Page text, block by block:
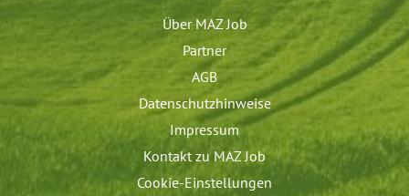
Über MAZ Job
Partner
AGB
Datenschutzhinweise
Impressum
Kontakt zu MAZ Job
Cookie-Einstellungen